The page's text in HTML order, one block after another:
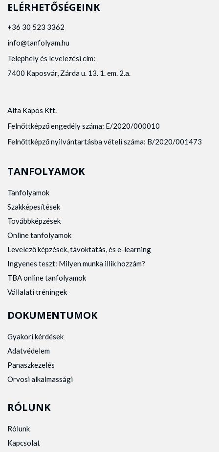
ELÉRHETŐSÉGEINK
+36 30 523 3362
info@tanfolyam.hu
Telephely és levelezési cím:
7400 Kaposvár, Zárda u. 13. 1. em. 2.a.
Alfa Kapos Kft.
Felnőttképző engedély száma: E/2020/000010
Felnőttképző nyilvántartásba vételi száma: B/2020/001473
TANFOLYAMOK
Tanfolyamok
Szakképesítések
Továbbképzések
Online tanfolyamok
Levelező képzések, távoktatás, és e-learning
Ingyenes teszt: Milyen munka illik hozzám?
TBA online tanfolyamok
Vállalati tréningek
DOKUMENTUMOK
Gyakori kérdések
Adatvédelem
Panaszkezelés
Orvosi alkalmassági
RÓLUNK
Rólunk
Kapcsolat